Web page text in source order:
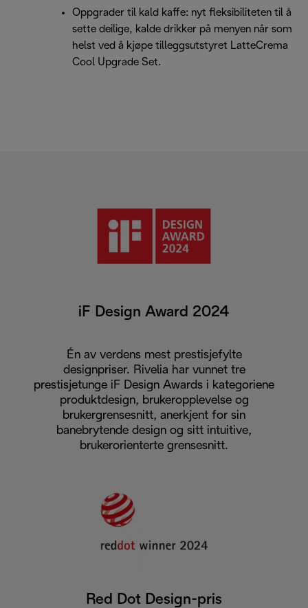
Oppgrader til kald kaffe: nyt fleksibiliteten til å
sette deilige, kalde drikker på menyen når som
helst ved å kjøpe tilleggsutstyret LatteCrema
Cool Upgrade Set.
iF Design Award 2024
Én av verdens mest prestisjefylte
designpriser. Rivelia har vunnet tre
prestisjetunge iF Design Awards i kategoriene
produktdesign, brukeropplevelse og
brukergrensesnitt, anerkjent for sin
banebrytende design og sitt intuitive,
brukerorienterte grensesnitt.
Red Dot Design-pris